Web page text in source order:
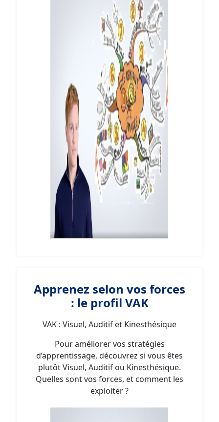
Apprenez selon vos forces
: le profil VAK
VAK : Visuel, Auditif et Kinesthésique
Pour améliorer vos stratégies
d’apprentissage, découvrez si vous êtes
plutôt Visuel, Auditif ou Kinesthésique.
Quelles sont vos forces, et comment les
exploiter ?